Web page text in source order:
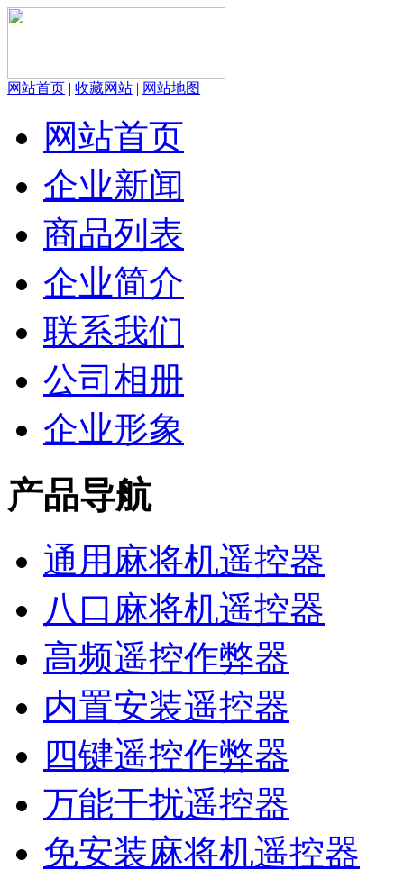
网站首页 | 收藏网站 | 网站地图
网站首页
企业新闻
商品列表
企业简介
联系我们
公司相册
企业形象
产品导航
通用麻将机遥控器
八口麻将机遥控器
高频遥控作弊器
内置安装遥控器
四键遥控作弊器
万能干扰遥控器
免安装麻将机遥控器